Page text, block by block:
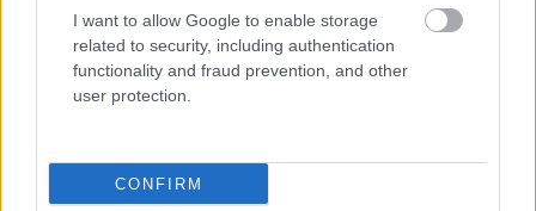
I want to allow Google to enable storage
related to security, including authentication
functionality and fraud prevention, and other
user protection.
CONFIRM